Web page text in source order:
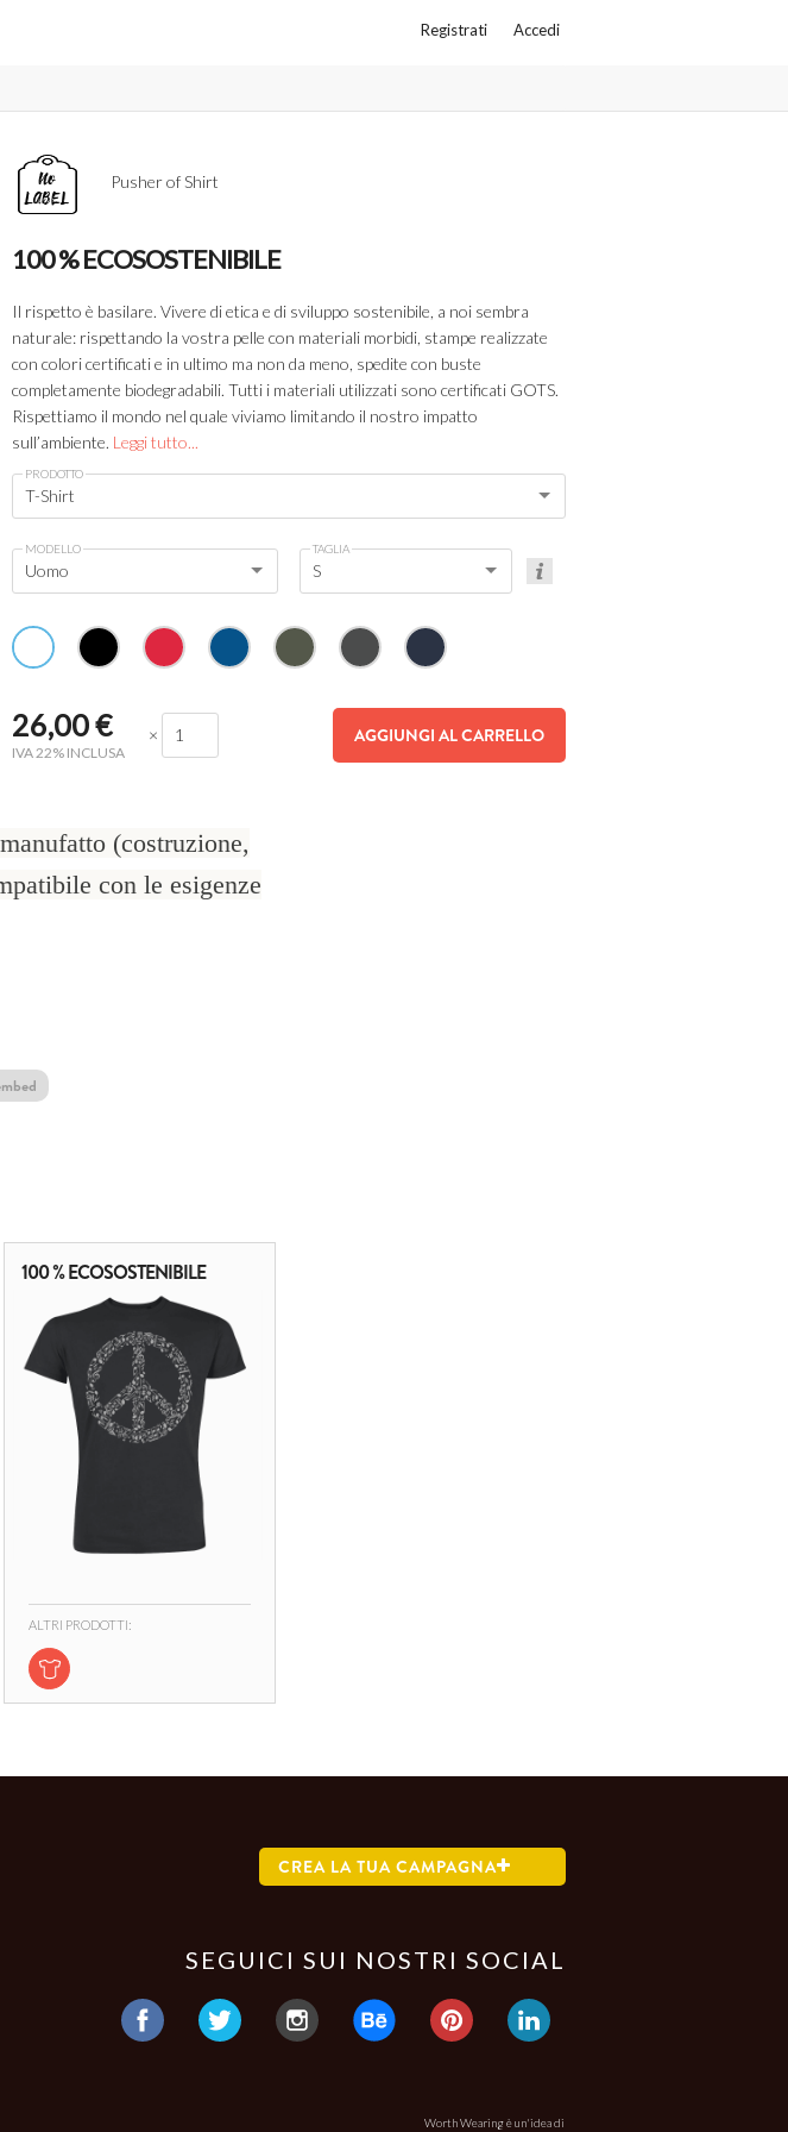
Registrati Accedi
Pusher of Shirt
100 % ECOSOSTENIBILE
Il rispetto è basilare. Vivere di etica e di sviluppo sostenibile, a noi sembra
naturale: rispettando la vostra pelle con materiali morbidi, stampe realizzate
con colori certificati e in ultimo ma non da meno, spedite con buste
completamente biodegradabili. Tutti i materiali utilizzati sono certificati GOTS.
Rispettiamo il mondo nel quale viviamo limitando il nostro impatto
sull’ambiente. Leggi tutto...
PRODOTTO
T-Shirt
MODELLO
Uomo
TAGLIA
S
26,00€
IVA 22% INCLUSA
× AGGIUNGI AL CARRELLO
(costruzione,
con le esigenze
100 % ECOSOSTENIBILE
ALTRI PRODOTTI:
CREA LA TUA CAMPAGNA
SEGUICI SUI NOSTRI SOCIAL
Worth Wearing è un'idea di